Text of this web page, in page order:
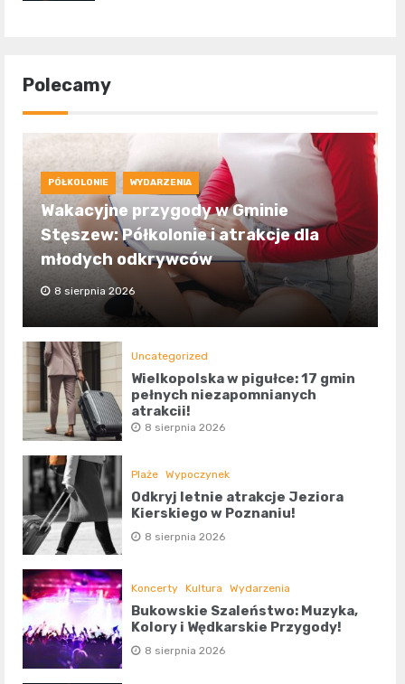
Polecamy
PÓŁKOLONIE WYDARZENIA
Wakacyjne przygody w Gminie
Stęszew: Półkolonie i atrakcje dla
młodych odkrywców
8 sierpnia 2026
Uncategorized
Wielkopolska w pigułce: 17 gmin
pełnych niezapomnianych
atrakcji!
8 sierpnia 2026
Plaże Wypoczynek
Odkryj letnie atrakcje Jeziora
Kierskiego w Poznaniu!
8 sierpnia 2026
Koncerty Kultura Wydarzenia
Bukowskie Szaleństwo: Muzyka,
Kolory i Wędkarskie Przygody!
8 sierpnia 2026